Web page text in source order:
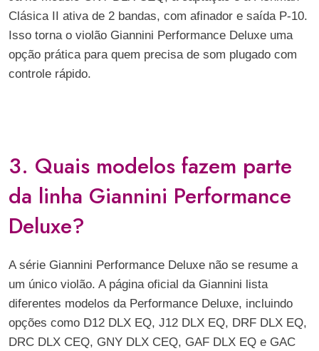
Clásica II ativa de 2 bandas, com afinador e saída P-10.
Isso torna o violão Giannini Performance Deluxe uma
opção prática para quem precisa de som plugado com
controle rápido.
3. Quais modelos fazem parte
da linha Giannini Performance
Deluxe?
A série Giannini Performance Deluxe não se resume a
um único violão. A página oficial da Giannini lista
diferentes modelos da Performance Deluxe, incluindo
opções como D12 DLX EQ, J12 DLX EQ, DRF DLX EQ,
DRC DLX CEQ, GNY DLX CEQ, GAF DLX EQ e GAC